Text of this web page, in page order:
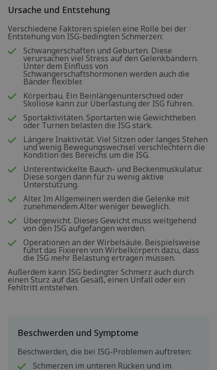
Ursache und Entstehung
Verschiedene Faktoren spielen eine Rolle bei der
Entstehung von ISG-bedingten Schmerzen:
Schwangerschaften und Geburten. Diese
verursachen viel Stress auf den Gelenkbändern.
Unter dem Einfluss von
Schwangerschaftshormonen werden auch die
Bänder flexibler.
Körperbau. Ein Beinlängenunterschied oder
Skoliose kann zur Überlastung der ISG führen.
Sportaktivitäten. Sportarten wie Gewichtheben
oder Turnen belasten die ISG stark.
Längere Inaktivität. Viel Sitzen oder langes Stehen
und wenig Bewegungswechsel verschlechtern die
Kondition des Bereichs um die ISG.
Unterentwickelte Bauch- und Beckenmuskulatur.
Diese sorgen dann für zu wenig aktive
Unterstützung.
Alter. Im Allgemeinen werden die Gelenke mit
zunehmendem Alter weniger beweglich.
Übergewicht. Dieses Gewicht muss weitgehend
von den ISG aufgefangen werden.
Operationen an der Wirbelsäule. Beispielsweise
führt das Fixieren von Wirbelkörpern dazu, dass
die ISG mehr Belastung ertragen müssen.
Außerdem kann ISG bedingter Schmerz auch durch
einen Sturz auf das Gesäß, einen Unfall oder ein
Fehltritt entstehen.
Beschwerden und Symptome
Beschwerden, die bei ISG-Problemen auftreten:
Schmerzen im unteren Rücken und im